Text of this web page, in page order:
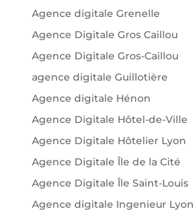
Agence digitale Grenelle
Agence Digitale Gros Caillou
Agence Digitale Gros-Caillou
agence digitale Guillotière
Agence digitale Hénon
Agence Digitale Hôtel-de-Ville
Agence Digitale Hôtelier Lyon
Agence Digitale Île de la Cité
Agence Digitale Île Saint-Louis
Agence digitale Ingenieur Lyon